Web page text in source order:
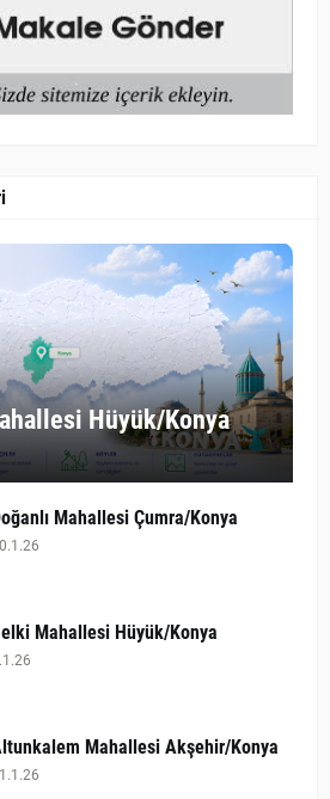
Hüyük/Konya
Mahallesi Çumra/Konya
Mahallesi Hüyük/Konya
Mahallesi Akşehir/Konya